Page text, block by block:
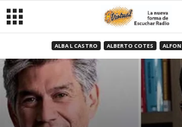
ALBA L CASTRO ALBERTO COTES